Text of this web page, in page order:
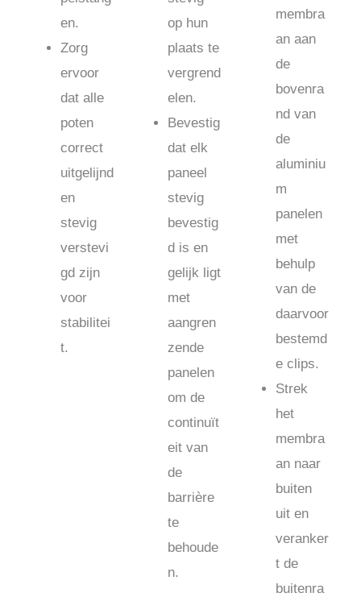
en.
Zorg
ervoor
dat alle
poten
correct
uitgelijnd
en
stevig
verstevi
gd zijn
voor
stabilitei
t.
op hun
plaats te
vergrend
elen.
Bevestig
dat elk
paneel
stevig
bevestig
d is en
gelijk ligt
met
aangren
zende
panelen
om de
continuït
eit van
de
barrière
te
behoude
n.
membra
an aan
de
bovenra
nd van
de
aluminiu
m
panelen
met
behulp
van de
daarvoor
bestemd
e clips.
Strek
het
membra
an naar
buiten
uit en
veranker
t de
buitenra